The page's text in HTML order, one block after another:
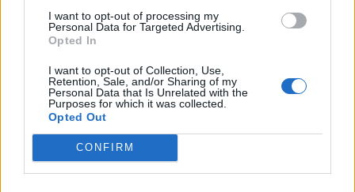
I want to opt-out of processing my
Personal Data for Targeted Advertising.
Opted In
I want to opt-out of Collection, Use,
Retention, Sale, and/or Sharing of my
Personal Data that Is Unrelated with the
Purposes for which it was collected.
Opted Out
CONFIRM
Actus Info
Pourquoi le bouton start/stop disparaît
des voitures électriques